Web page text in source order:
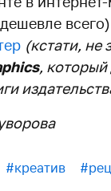
(кстати, не
, который
#креатив